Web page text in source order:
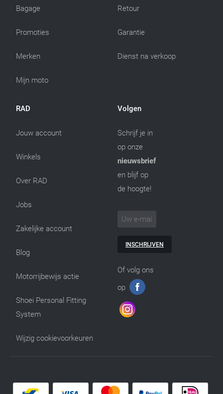
Bagage
Promoties
Merken
Mijn moto
Retour
Garantie
Dienst na verkoop
RAD
Jouw account
Winkels
Over RAD
Jobs
Zakelijke account
Blog
Motorrijbewijs actie
Shoei Personal Fitting
System
Wijzig cookievoorkeuren
Volgen
Schrijf je in
op onze
nieuwsbrief
en blijf op
de hoogte!
INSCHRIJVEN
Of volg ons
op